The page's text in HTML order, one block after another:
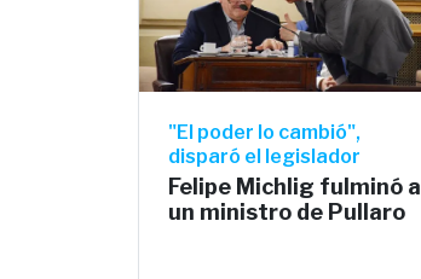
"El poder lo cambió",
disparó el legislador
Felipe Michlig fulminó a
un ministro de Pullaro